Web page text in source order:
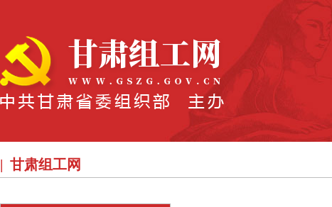
甘肃组工网